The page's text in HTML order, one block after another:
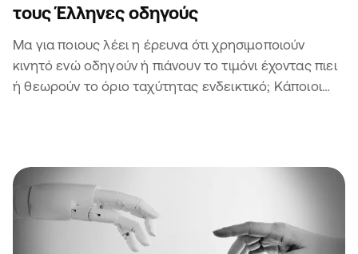
τους Έλληνες οδηγούς
Μα για ποιους λέει η έρευνα ότι χρησιμοποιούν
κινητό ενώ οδηγούν ή πιάνουν το τιμόνι έχοντας πιει
ή θεωρούν το όριο ταχύτητας ενδεικτικό; Κάποιοι